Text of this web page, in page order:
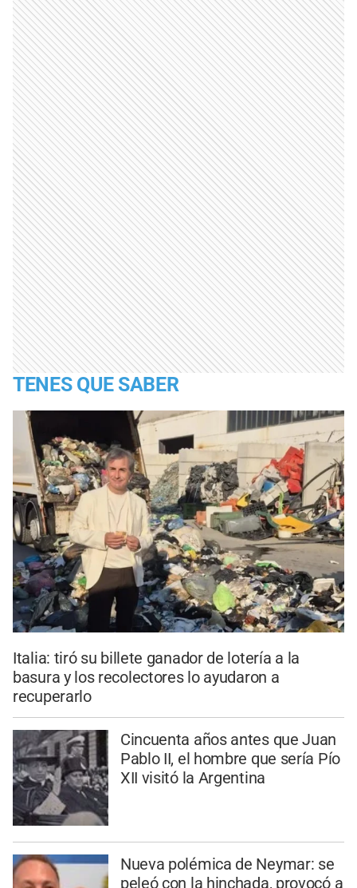
TENES QUE SABER
Italia: tiró su billete ganador de lotería a la
basura y los recolectores lo ayudaron a
recuperarlo
Cincuenta años antes que Juan
Pablo II, el hombre que sería Pío
XII visitó la Argentina
Nueva polémica de Neymar: se
peleó con la hinchada, provocó a